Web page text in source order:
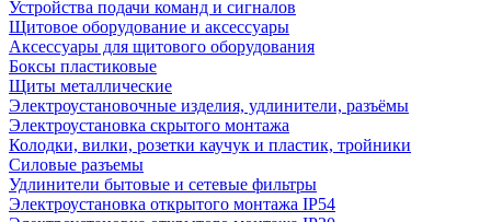
Устройства подачи команд и сигналов
Щитовое оборудование и аксессуары
Аксессуары для щитового оборудования
Боксы пластиковые
Щиты металлические
Электроустановочные изделия, удлинители, разъёмы
Электроустановка скрытого монтажа
Колодки, вилки, розетки каучук и пластик, тройники
Силовые разъемы
Удлинители бытовые и сетевые фильтры
Электроустановка открытого монтажа IP54